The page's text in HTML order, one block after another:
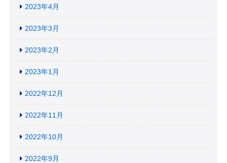
2023年4月
2023年3月
2023年2月
2023年1月
2022年12月
2022年11月
2022年10月
2022年9月